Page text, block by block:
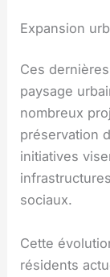
Expansion
Ces
paysage
nombreux
préservation
initiatives
sociaux.
Cette
résidents